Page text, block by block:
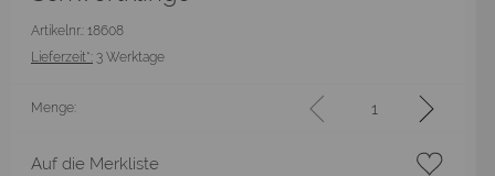
Artikelnr.: 18608
Lieferzeit*: 3 Werktage
Menge:
Auf die Merkliste